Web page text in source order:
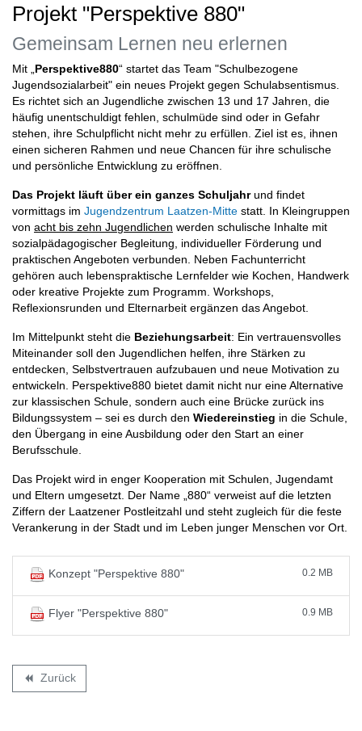
Projekt "Perspektive 880"
Gemeinsam Lernen neu erlernen
Mit „ Perspektive880“ startet das Team "Schulbezogene
Jugendsozialarbeit" ein neues Projekt gegen Schulabsentismus.
Es richtet sich an Jugendliche zwischen 13 und 17 Jahren, die
häufig unentschuldigt fehlen, schulmüde sind oder in Gefahr
stehen, ihre Schulpflicht nicht mehr zu erfüllen. Ziel ist es, ihnen
einen sicheren Rahmen und neue Chancen für ihre schulische
und persönliche Entwicklung zu eröffnen.
Das Projekt läuft über ein ganzes Schuljahrund findet
vormittags im Jugendzentrum Laatzen-Mitte statt. In Kleingruppen
von acht bis zehn Jugendlichen werden schulische Inhalte mit
sozialpädagogischer Begleitung, individueller Förderung und
praktischen Angeboten verbunden. Neben Fachunterricht
gehören auch lebenspraktische Lernfelder wie Kochen, Handwerk
oder kreative Projekte zum Programm. Workshops,
Reflexionsrunden und Elternarbeit ergänzen das Angebot.
Im Mittelpunkt steht die Beziehungsarbeit: Ein vertrauensvolles
Miteinander soll den Jugendlichen helfen, ihre Stärken zu
entdecken, Selbstvertrauen aufzubauen und neue Motivation zu
entwickeln. Perspektive880 bietet damit nicht nur eine Alternative
zur klassischen Schule, sondern auch eine Brücke zurück ins
Bildungssystem – sei es durch den Wiedereinstieg in die Schule,
den Übergang in eine Ausbildung oder den Start an einer
Berufsschule.
Das Projekt wird in enger Kooperation mit Schulen, Jugendamt
und Eltern umgesetzt. Der Name „880“ verweist auf die letzten
Ziffern der Laatzener Postleitzahl und steht zugleich für die feste
Verankerung in der Stadt und im Leben junger Menschen vor Ort.
Konzept "Perspektive 880" 0.2 MB
Flyer "Perspektive 880" 0.9 MB
backward Zurück